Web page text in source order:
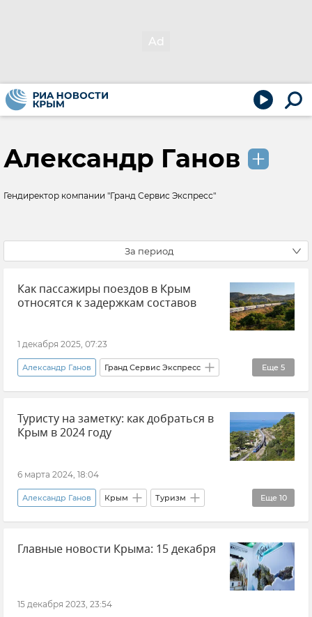
Александр Ганов
Гендиректор компании "Гранд Сервис Экспресс"
За период
Как пассажиры поездов в Крым
относятся к задержкам составов
1 декабря 2025, 07:23
Еще 5
Александр Ганов Гранд Сервис Экспресс
Поезд "Таврия" Поезд Транспорт
Логистика Крым
Туристу на заметку: как добраться в
Крым в 2024 году
6 марта 2024, 18:04
Еще 10
Александр Ганов Крым Туризм
Поезд Транспорт
Железные дороги Крыма Железная дорога
Новости Крыма
Главные новости Крыма: 15 декабря
15 декабря 2023, 23:54